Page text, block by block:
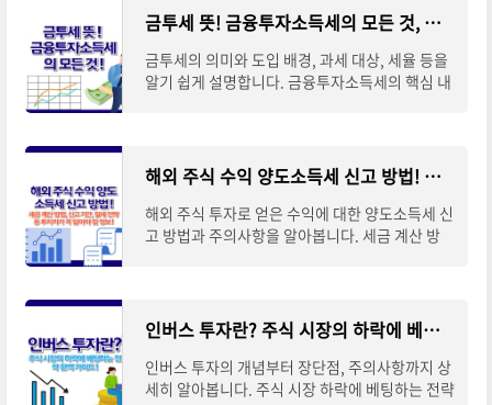
금투세 뜻! 금융투자소득세의 모든 것, 알기 쉽게 설명해드립니다
금투세의 의미와 도입 배경, 과세 대상, 세율 등을
알기 쉽게 설명합니다. 금융투자소득세의 핵심 내
해외 주식 수익 양도소득세 신고 방법! 알아두어야 할 모든 것
해외 주식 투자로 얻은 수익에 대한 양도소득세 신
고 방법과 주의사항을 알아봅니다. 세금 계산 방
인버스 투자란? 주식 시장의 하락에 베팅하는 전략 완벽 가이드
인버스 투자의 개념부터 장단점, 주의사항까지 상
세히 알아봅니다. 주식 시장 하락에 베팅하는 전략